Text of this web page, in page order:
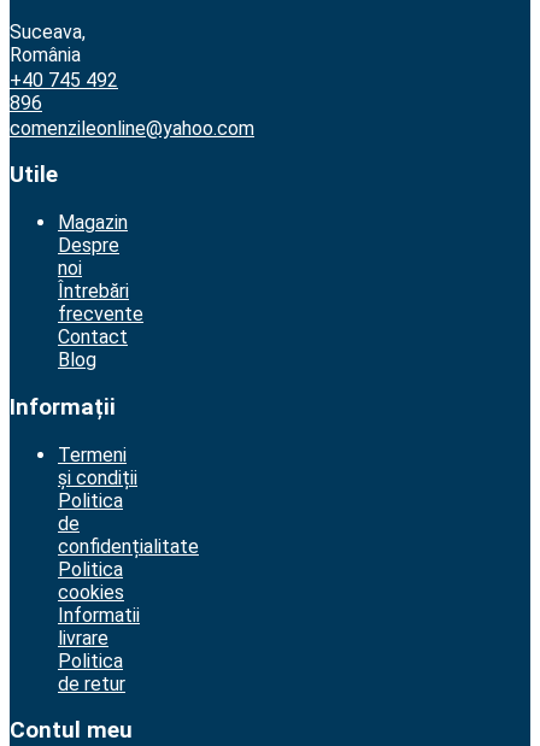
Suceava,
România
+40 745 492
896
comenzileonline@yahoo.com
Utile
Magazin
Despre
noi
Întrebări
frecvente
Contact
Blog
Informații
Termeni
și condiții
Politica
de
confidențialitate
Politica
cookies
Informatii
livrare
Politica
de retur
Contul meu